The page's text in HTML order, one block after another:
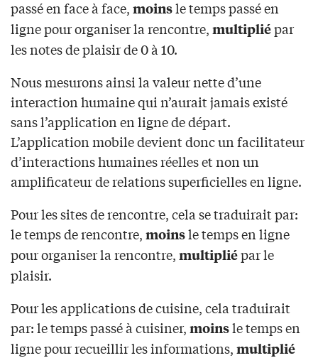
passé en face à face, moinsle temps passé en
ligne pour organiser la rencontre, multipliépar
les notes de plaisir de 0 à 10.
Nous mesurons ainsi la valeur nette d’une
interaction humaine qui n’aurait jamais existé
sans l’application en ligne de départ.
L’application mobile devient donc un facilitateur
d’interactions humaines réelles et non un
amplificateur de relations superficielles en ligne.
Pour les sites de rencontre, cela se traduirait par:
le temps de rencontre, moinsle temps en ligne
pour organiser la rencontre, multipliépar le
plaisir.
Pour les applications de cuisine, cela traduirait
par: le temps passé à cuisiner, moinsle temps en
ligne pour recueillir les informations, multiplié